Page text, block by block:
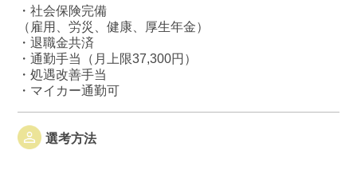
・社会保険完備
（雇用、労災、健康、厚生年金）
・退職金共済
・通勤手当（月上限37,300円）
・処遇改善手当
・マイカー通勤可
選考方法